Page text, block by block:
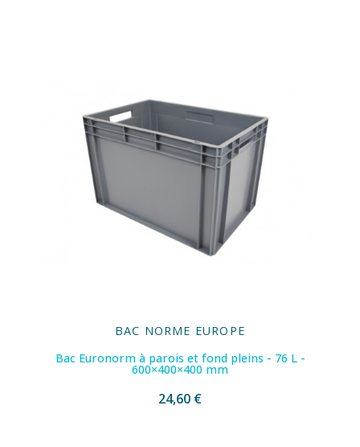
BAC NORME EUROPE
Bac Euronorm à parois et fond pleins - 76 L -
600×400×400 mm
24,60 €